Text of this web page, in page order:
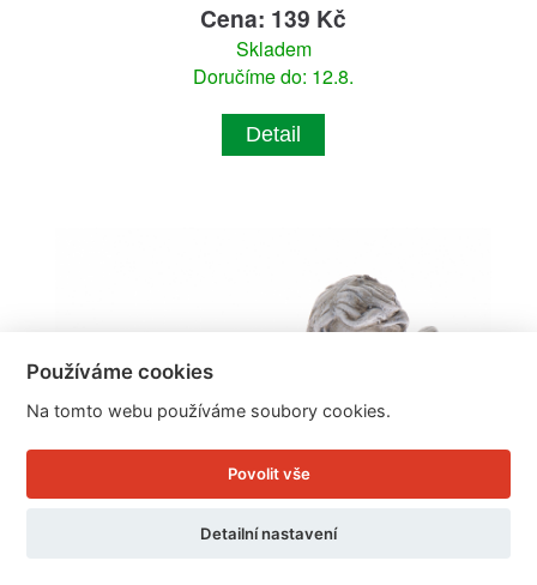
Cena: 139 Kč
Skladem
Doručíme do: 12.8.
Detail
Používáme cookies
Na tomto webu používáme soubory cookies.
Povolit vše
Detailní nastavení